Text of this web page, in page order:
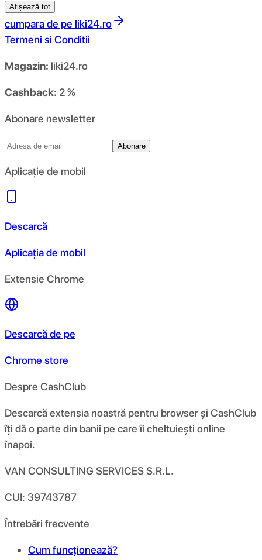
Afișează tot
cumpara de pe liki24.ro
Termeni si Conditii
Magazin: liki24.ro
Cashback: 2 %
Abonare newsletter
Abonare
Aplicație de mobil
Descarcă
Aplicația de mobil
Extensie Chrome
Descarcă de pe
Chrome store
Despre CashClub
Descarcă extensia noastră pentru browser și CashClub
îți dă o parte din banii pe care îi cheltuiești online
înapoi.
VAN CONSULTING SERVICES S.R.L.
CUI: 39743787
Întrebări frecvente
Cum funcționează?